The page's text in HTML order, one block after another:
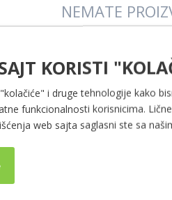
NEMATE
U
KORISTI
i druge tehnologije kako
funkcionalnosti korisnicima.
web sajta saglasni ste sa